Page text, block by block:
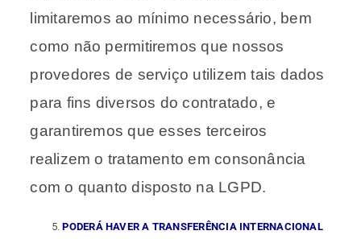
limitaremos ao mínimo necessário, bem
como não permitiremos que nossos
provedores de serviço utilizem tais dados
para fins diversos do contratado, e
garantiremos que esses terceiros
realizem o tratamento em consonância
com o quanto disposto na LGPD.
PODERÁ HAVER A TRANSFERÊNCIA INTERNACIONAL